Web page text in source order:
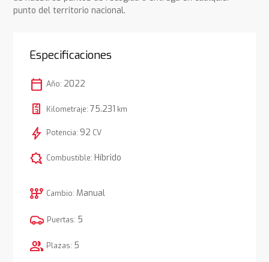
punto del territorio nacional.
Especificaciones
calendar_today Año: 2022
Kilometraje: 75.231 km
bolt Potencia: 92 CV
comic_bubble Combustible: Híbrido
auto_transmission Cambio: Manual
Puertas: 5
group Plazas: 5